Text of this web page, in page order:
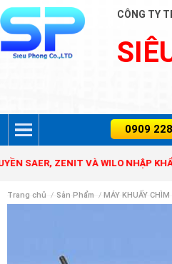
CÔNG TY
QUYỀN SAER, ZENIT VÀ WILO
Trang chủ / Sản Phẩm / MÁY KHUẤY CHÌM